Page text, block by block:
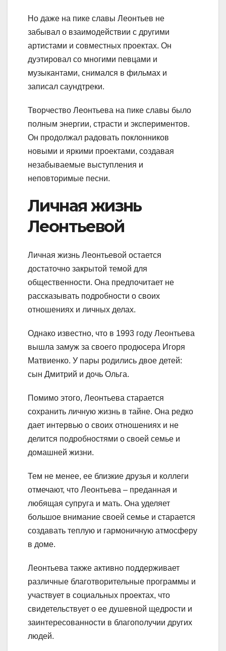
Но даже на пике славы Леонтьев не
забывал о взаимодействии с другими
артистами и совместных проектах. Он
дуэтировал со многими певцами и
музыкантами, снимался в фильмах и
записал саундтреки.
Творчество Леонтьева на пике славы было
полным энергии, страсти и экспериментов.
Он продолжал радовать поклонников
новыми и яркими проектами, создавая
незабываемые выступления и
неповторимые песни.
Личная жизнь
Леонтьевой
Личная жизнь Леонтьевой остается
достаточно закрытой темой для
общественности. Она предпочитает не
рассказывать подробности о своих
отношениях и личных делах.
Однако известно, что в 1993 году Леонтьева
вышла замуж за своего продюсера Игоря
Матвиенко. У пары родились двое детей:
сын Дмитрий и дочь Ольга.
Помимо этого, Леонтьева старается
сохранить личную жизнь в тайне. Она редко
дает интервью о своих отношениях и не
делится подробностями о своей семье и
домашней жизни.
Тем не менее, ее близкие друзья и коллеги
отмечают, что Леонтьева – преданная и
любящая супруга и мать. Она уделяет
большое внимание своей семье и старается
создавать теплую и гармоничную атмосферу
в доме.
Леонтьева также активно поддерживает
различные благотворительные программы и
участвует в социальных проектах, что
свидетельствует о ее душевной щедрости и
заинтересованности в благополучии других
людей.